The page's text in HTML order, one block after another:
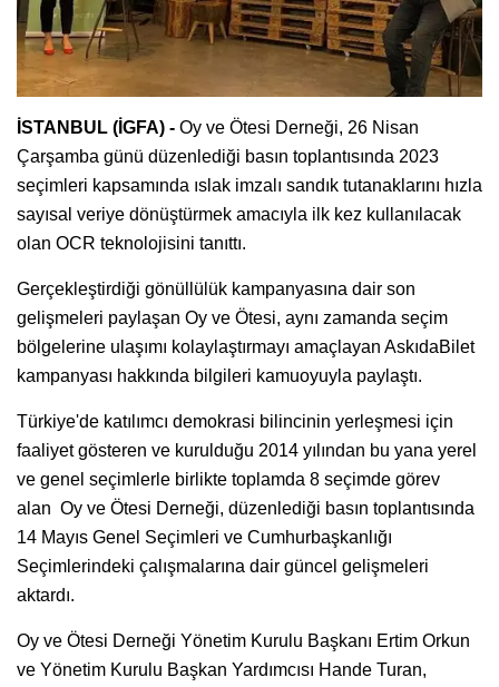
İSTANBUL (İGFA) - Oy ve Ötesi Derneği, 26 Nisan
Çarşamba günü düzenlediği basın toplantısında 2023
seçimleri kapsamında ıslak imzalı sandık tutanaklarını hızla
sayısal veriye dönüştürmek amacıyla ilk kez kullanılacak
olan OCR teknolojisini tanıttı.
Gerçekleştirdiği gönüllülük kampanyasına dair son
gelişmeleri paylaşan Oy ve Ötesi, aynı zamanda seçim
bölgelerine ulaşımı kolaylaştırmayı amaçlayan AskıdaBilet
kampanyası hakkında bilgileri kamuoyuyla paylaştı.
Türkiye'de katılımcı demokrasi bilincinin yerleşmesi için
faaliyet gösteren ve kurulduğu 2014 yılından bu yana yerel
ve genel seçimlerle birlikte toplamda 8 seçimde görev
alan Oy ve Ötesi Derneği, düzenlediği basın toplantısında
14 Mayıs Genel Seçimleri ve Cumhurbaşkanlığı
Seçimlerindeki çalışmalarına dair güncel gelişmeleri
aktardı.
Oy ve Ötesi Derneği Yönetim Kurulu Başkanı Ertim Orkun
ve Yönetim Kurulu Başkan Yardımcısı Hande Turan,